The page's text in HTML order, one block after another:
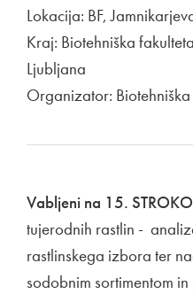
Lokacija: BF,
Kraj: Biotehniška
Ljubljana
Organizator:
Vabljeni na 15.
tujerodnih rastlin -
rastlinskega izbora ter
sodobnim sortimentom